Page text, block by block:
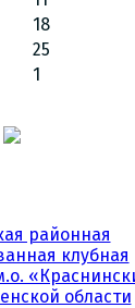
18
25
1
районная
клубная
области